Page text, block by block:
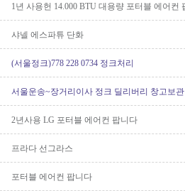
1년 사용헌 14.000 BTU 대용량 포터블 에어컨
샤넬 에스파튜 단화
(서울정크)778 228 0734 정크처리
서울운송~장거리이사 정크 딜리버리 창고보관
2년사용 LG 포터블 에어컨 팝니다
프라다 선그라스
포터블 에어컨 팝니다